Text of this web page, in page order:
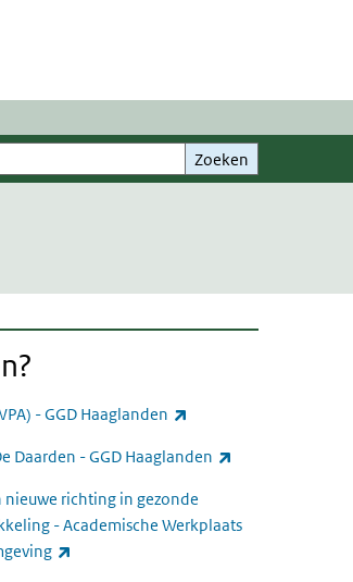
Zoeken
- GGD Haaglanden
Daarden - GGD Haaglanden
nieuwe richting in gezonde
- Academische Werkplaats